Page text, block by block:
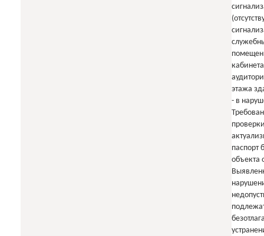
этажа
- в
паспорт
объекта